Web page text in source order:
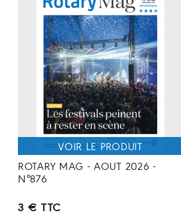
ROTARY MAG - AOUT 2026 -
N°876
3 € TTC